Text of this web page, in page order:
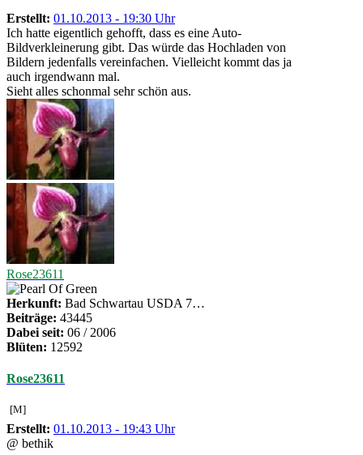
Erstellt: 01.10.2013 - 19:30 Uhr
Ich hatte eigentlich gehofft, dass es eine Auto-
Bildverkleinerung gibt. Das würde das Hochladen von
Bildern jedenfalls vereinfachen. Vielleicht kommt das ja
auch irgendwann mal.
Sieht alles schonmal sehr schön aus.
Rose23611
Herkunft: Bad Schwartau USDA 7…
Beiträge: 43445
Dabei seit: 06 / 2006
Blüten: 12592
Rose23611
[M]
Erstellt: 01.10.2013 - 19:43 Uhr
@ bethik